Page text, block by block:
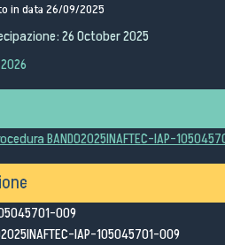
in data 26/09/2025
26 October 2025
BANDO2025INAFTEC-IAP-
009
IAP-105045701-009
Ordini e Determine
di investimento pubblico
delle procedure
e collaboratori
del sito: